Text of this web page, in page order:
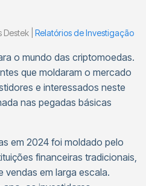
x50
Português
| Relatórios de Investigação
o mundo das criptomoedas.
que moldaram o mercado
e interessados neste
nas pegadas básicas
em 2024 foi moldado pelo
financeiras tradicionais,
vendas em larga escala.